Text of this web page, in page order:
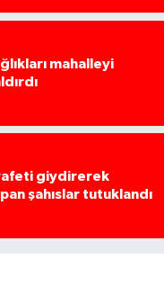
mahalleyi
giydirerek
şahıslar tutuklandı